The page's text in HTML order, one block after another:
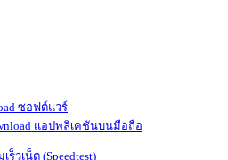
ซอฟต์แวร์
แอปพลิเคชันบนมือถือ
ร็วเน็ต (Speedtest)